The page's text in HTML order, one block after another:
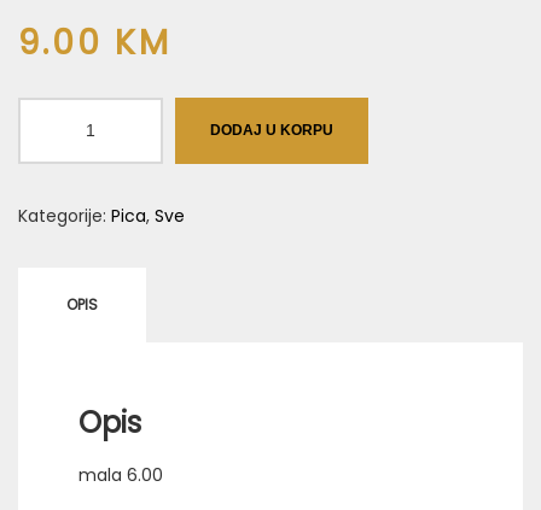
9.00 KM
DODAJ U KORPU
Kategorije: Pica, Sve
OPIS
Opis
mala 6.00